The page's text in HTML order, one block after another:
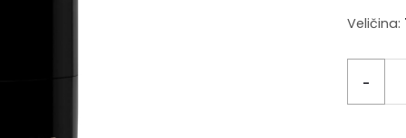
Veličina:
-